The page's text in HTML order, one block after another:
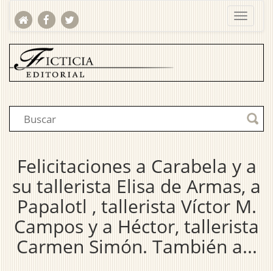
Felicitaciones a Carabela y a
su tallerista Elisa de Armas, a
Papalotl , tallerista Víctor M.
Campos y a Héctor, tallerista
Carmen Simón. También a...